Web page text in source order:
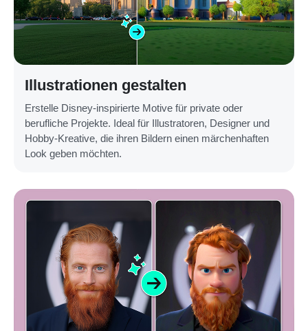
Illustrationen gestalten
Erstelle Disney-inspirierte Motive für private oder
berufliche Projekte. Ideal für Illustratoren, Designer und
Hobby-Kreative, die ihren Bildern einen märchenhaften
Look geben möchten.